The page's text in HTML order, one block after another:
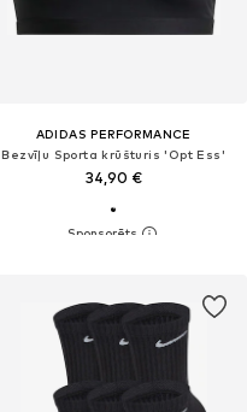
ADIDAS PERFORMANCE
Bezvīļu Sporta krūšturis 'Opt Ess'
34,90 €